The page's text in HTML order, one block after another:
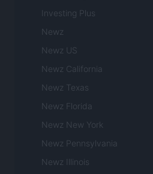
Investing Plus
Newz
Newz US
Newz California
Newz Texas
Newz Florida
Newz New York
Newz Pennsylvania
Newz Illinois